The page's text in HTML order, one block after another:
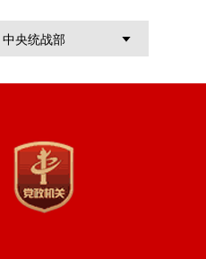
中央统战部